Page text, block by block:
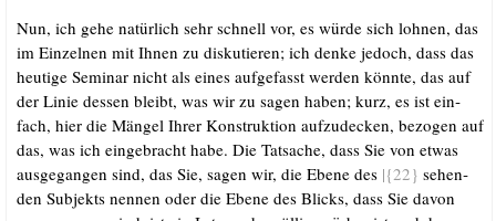
Nun, ich gehe natür­lich sehr schnell vor, es wür­de sich loh­nen, das
im Ein­zel­nen mit Ihnen zu dis­ku­tie­ren; ich den­ke jedoch, dass das
heu­ti­ge Semi­nar nicht als eines auf­ge­fasst wer­den könn­te, das auf
der Linie des­sen bleibt, was wir zu sagen haben; kurz, es ist ein­
fach, hier die Män­gel Ihrer Kon­struk­ti­on auf­zu­de­cken, bezo­gen auf
das, was ich ein­ge­bracht habe. Die Tat­sa­che, dass Sie von etwas
aus­ge­gan­gen sind, das Sie, sagen wir, die Ebe­ne des |{22} sehen­
den Sub­jekts nen­nen oder die Ebe­ne des Blicks, dass Sie davon